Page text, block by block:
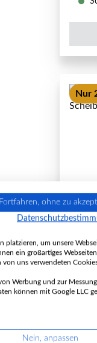
Nur
Fortfahren, ohne zu
platzieren, um unsere
ein großartiges
uns verwendeten
Werbung und zur
können mit Google LLC
Nein, anpassen